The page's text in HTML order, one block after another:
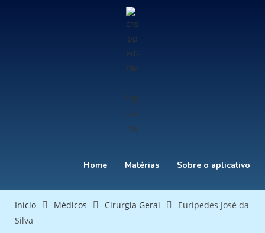
Home Matérias Sobre o aplicativo
Início Médicos Cirurgia Geral
Eurípedes José da
Silva